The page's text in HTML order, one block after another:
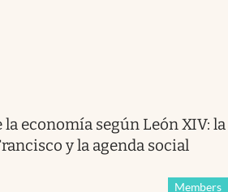
la economía según León XIV: la
y la agenda social
Members